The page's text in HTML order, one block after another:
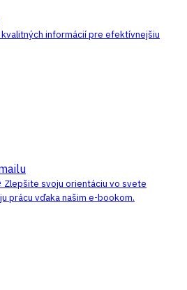
kvalitných informácií pre efektívnejšiu
Zlepšite svoju orientáciu vo svete
prácu vďaka našim e-bookom.